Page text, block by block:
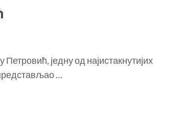
једну од најистакнутијих
…